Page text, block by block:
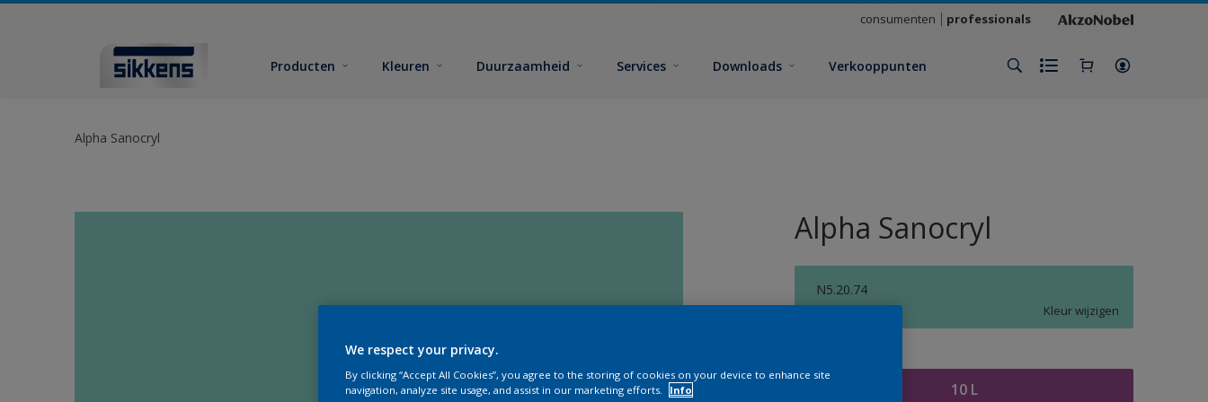
consumenten professionals
Producten Kleuren Duurzaamheid Services Downloads Verkooppunten
Alpha Sanocryl
Alpha Sanocryl
N5.20.74
Kleur wijzigen
10 L
We respect your privacy.
By clicking “Accept All Cookies”, you agree to the storing of cookies on your device to enhance site
navigation, analyze site usage, and assist in our marketing efforts.
Info